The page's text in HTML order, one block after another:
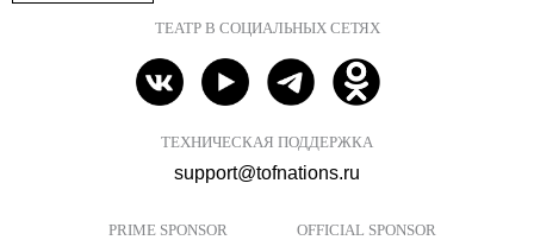
ТЕАТР В СОЦИАЛЬНЫХ СЕТЯХ
ТЕХНИЧЕСКАЯ ПОДДЕРЖКА
support@tofnations.ru
PRIME SPONSOR OFFICIAL SPONSOR